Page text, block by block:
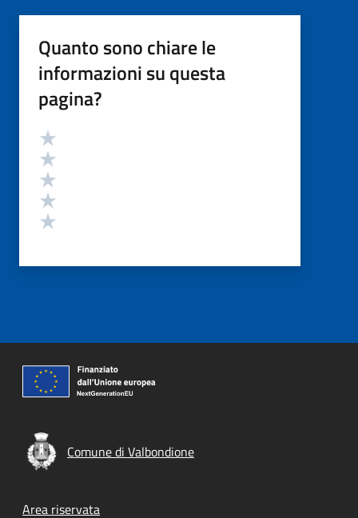
Quanto sono chiare le
informazioni su questa
pagina?
Valutazione
Comune di Valbondione
Area riservata